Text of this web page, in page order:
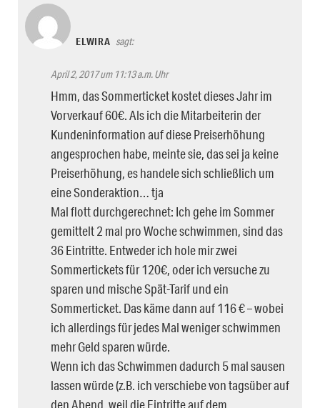
ELWIRA sagt:
April 2, 2017 um 11:13 a.m. Uhr
Hmm, das Sommerticket kostet dieses Jahr im
Vorverkauf 60€. Als ich die Mitarbeiterin der
Kundeninformation auf diese Preiserhöhung
angesprochen habe, meinte sie, das sei ja keine
Preiserhöhung, es handele sich schließlich um
eine Sonderaktion… tja
Mal flott durchgerechnet: Ich gehe im Sommer
gemittelt 2 mal pro Woche schwimmen, sind das
36 Eintritte. Entweder ich hole mir zwei
Sommertickets für 120€, oder ich versuche zu
sparen und mische Spät-Tarif und ein
Sommerticket. Das käme dann auf 116 € – wobei
ich allerdings für jedes Mal weniger schwimmen
mehr Geld sparen würde.
Wenn ich das Schwimmen dadurch 5 mal sausen
lassen würde (z.B. ich verschiebe von tagsüber auf
den Abend, weil die Eintritte auf dem